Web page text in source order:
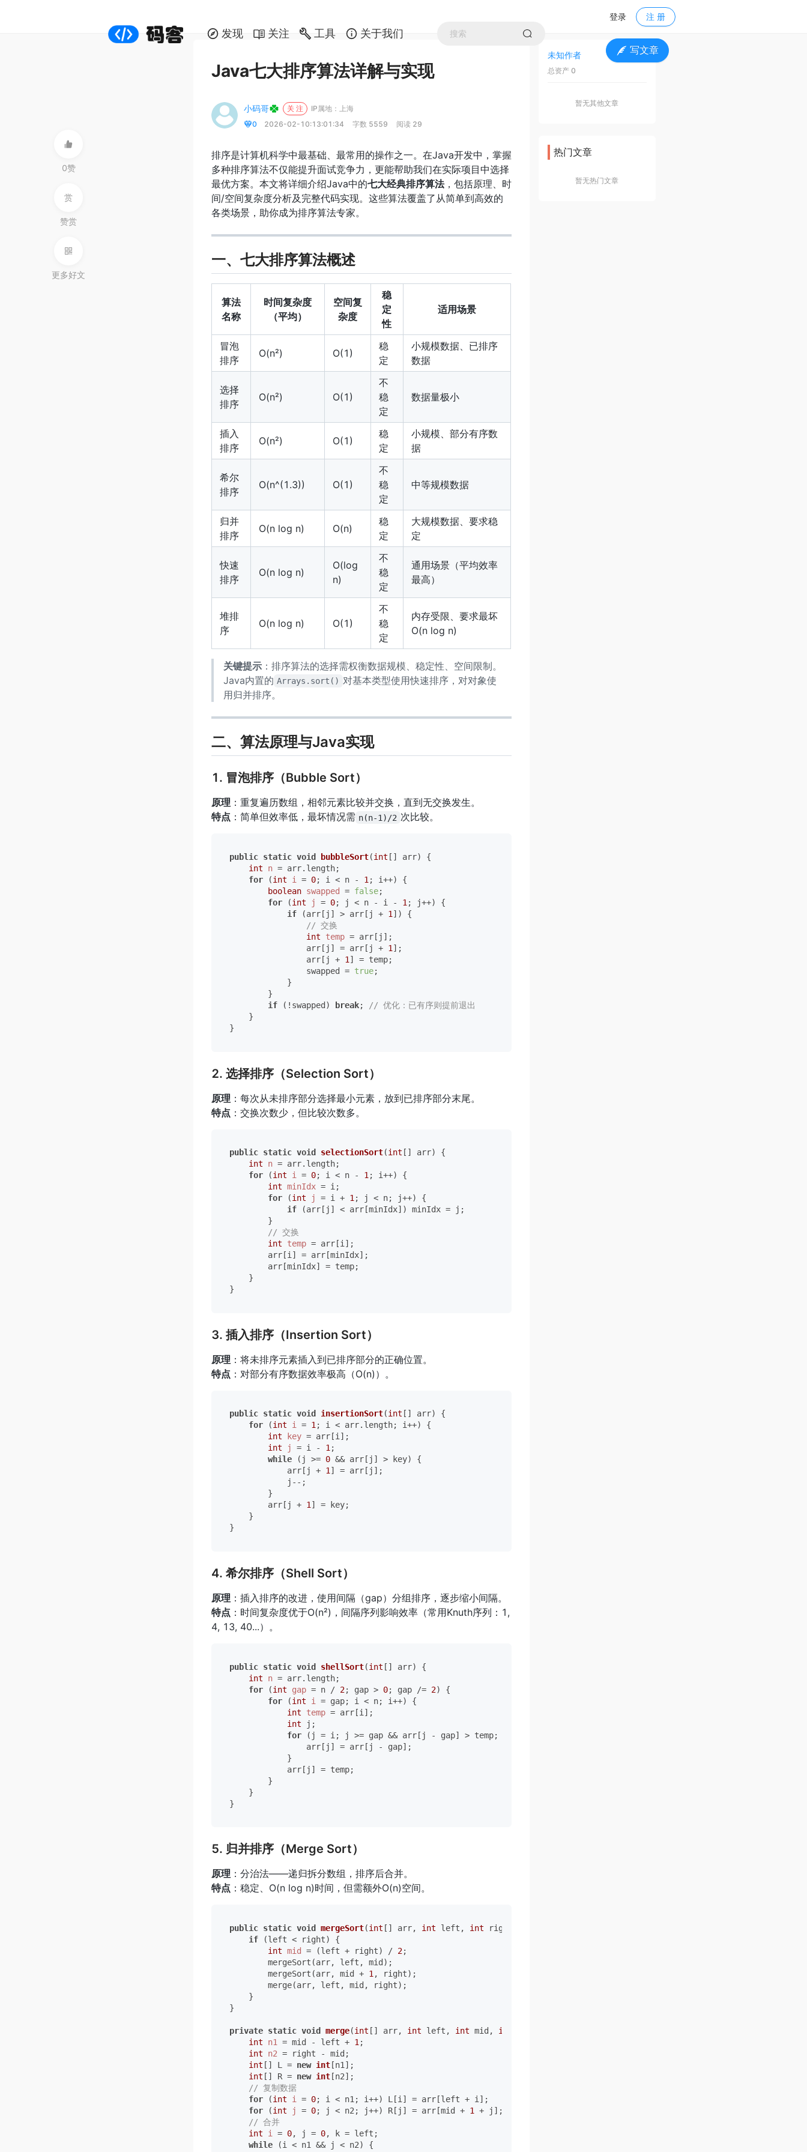
发现 关注 工具 关于我们
登录 注 册
写文章
0赞
赏
赞赏
更多好文
Java七大排序算法详解与实现
小码哥 关 注
IP属地：上海
0
2026-02-10:13:01:34 字数 5559 阅读 29
排序是计算机科学中最基础、最常用的操作之一。在Java开发中，掌握
多种排序算法不仅能提升面试竞争力，更能帮助我们在实际项目中选择
最优方案。本文将详细介绍Java中的七大经典排序算法，包括原理、时
间/空间复杂度分析及完整代码实现。这些算法覆盖了从简单到高效的
各类场景，助你成为排序算法专家。
一、七大排序算法概述
算法
名称
时间复杂度
（平均）
空间复
杂度
稳
定
性
适用场景
冒泡
排序
O(n²) O(1)
稳
定
小规模数据、已排序
数据
选择
排序
O(n²) O(1)
不
稳
定
数据量极小
插入
排序
O(n²) O(1)
稳
定
小规模、部分有序数
据
希尔
排序
O(n^(1.3)) O(1)
不
稳
定
中等规模数据
归并
排序
O(n log n) O(n)
稳
定
大规模数据、要求稳
定
快速
排序
O(n log n)
O(log
n)
不
稳
定
通用场景（平均效率
最高）
堆排
序
O(n log n) O(1)
不
稳
定
内存受限、要求最坏
O(n log n)
关键提示：排序算法的选择需权衡数据规模、稳定性、空间限制。
Java内置的 Arrays.sort() 对基本类型使用快速排序，对对象使
用归并排序。
二、算法原理与Java实现
1. 冒泡排序（Bubble Sort）
原理 ：重复遍历数组，相邻元素比较并交换，直到无交换发生。
特点 ：简单但效率低，最坏情况需 n(n-1)/2 次比较。
public static void bubbleSort(int [] arr) {
int
n = arr.length;
for (int i = 0; i < n - 1 ; i++) {
boolean swapped = false;
for (int j = 0; j < n - i - 1 ; j++) {
if (arr[j] > arr[j + 1 ]) {
// 交换
int
temp = arr[j];
                arr[j] = arr[j +
1 ];
                arr[j +
1 ] = temp;
                swapped =
true;
            }
        }
if (!swapped) break;
// 优化：已有序则提前退出
    }
2. 选择排序（Selection Sort）
原理 ：每次从未排序部分选择最小元素，放到已排序部分末尾。
特点 ：交换次数少，但比较次数多。
public static void selectionSort(int [] arr) {
int
n = arr.length;
for (int i = 0; i < n - 1 ; i++) {
int minIdx = i;
for (int j = i + 1 ; j < n; j++) {
if (arr[j] < arr[minIdx]) minIdx = j;
        }
// 交换
int
temp = arr[i];
        arr[i] = arr[minIdx];
        arr[minIdx] = temp;
    }
3. 插入排序（Insertion Sort）
原理 ：将未排序元素插入到已排序部分的正确位置。
特点 ：对部分有序数据效率极高（O(n)）。
public static void insertionSort(int [] arr) {
for (int i = 1; i < arr.length; i++) {
int
key = arr[i];
int
j = i - 1;
while (j >= 0 && arr[j] > key) {
            arr[j +
1] = arr[j];
            j--;
        }
        arr[j +
1] = key;
    }
4. 希尔排序（Shell Sort）
原理 ：插入排序的改进，使用间隔（gap）分组排序，逐步缩小间隔。
特点 ：时间复杂度优于O(n²)，间隔序列影响效率（常用Knuth序列：1,
4, 13, 40...）。
public static void shellSort(int [] arr) {
int
n = arr.length;
for (int gap = n / 2; gap > 0; gap /= 2) {
for (int i = gap; i < n; i++) {
int
temp = arr[i];
int j;
for (j = i; j >= gap && arr[j - gap] > temp; j -= gap) {
                arr[j] = arr[j - gap];
            }
            arr[j] = temp;
        }
    }
5. 归并排序（Merge Sort）
原理 ：分治法——递归拆分数组，排序后合并。
特点 ：稳定、O(n log n)时间，但需额外O(n)空间。
public static void mergeSort(int [] arr, int left, int right)
if (left < right) {
int mid = (left + right) / 2;
        mergeSort(arr, left, mid);
        mergeSort(arr, mid +
1 , right);
        merge(arr, left, mid, right);
    }
}
private static void merge(int [] arr, int left, int mid, int
int
n1 = mid - left + 1 ;
int
n2 = right - mid;
int [] L = new int[n1];
int [] R = new int[n2];
// 复制数据
for (int i = 0; i < n1; i++) L[i] = arr[left + i];
for (int j = 0; j < n2; j++) R[j] = arr[mid + 1 + j];
// 合并
int
i = 0, j = 0, k = left;
while (i < n1 && j < n2) {
未知作者
关 注
总资产 0
暂无其他文章
热门文章
暂无热门文章